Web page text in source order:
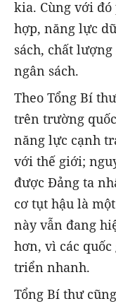
kia. Cùng với
hợp, năng lực
sách, chất
ngân sách.
Theo Tổng Bí
trên trường
năng lực cạnh
với thế giới;
được Đảng ta
cơ tụt hậu là
này vẫn đang
hơn, vì các
triển nhanh.
Tổng Bí thư